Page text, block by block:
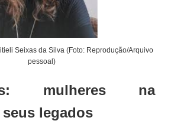
Seixas da Silva (Foto: Reprodução/Arquivo
pessoal)
mulheres na
legados